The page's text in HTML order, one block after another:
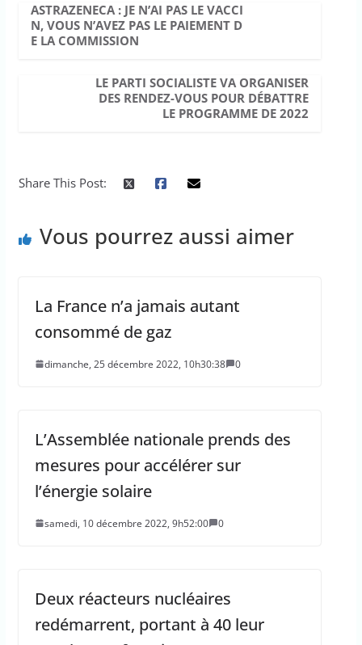
ASTRAZENECA : JE N’AI PAS LE VACCI
N, VOUS N’AVEZ PAS LE PAIEMENT D
E LA COMMISSION
LE PARTI SOCIALISTE VA ORGANISER
DES RENDEZ-VOUS POUR DÉBATTRE
LE PROGRAMME DE 2022
Share This Post:
Vous pourrez aussi aimer
La France n’a jamais autant
consommé de gaz
dimanche, 25 décembre 2022, 10h30:38 0
L’Assemblée nationale prends des
mesures pour accélérer sur
l’énergie solaire
samedi, 10 décembre 2022, 9h52:00 0
Deux réacteurs nucléaires
redémarrent, portant à 40 leur